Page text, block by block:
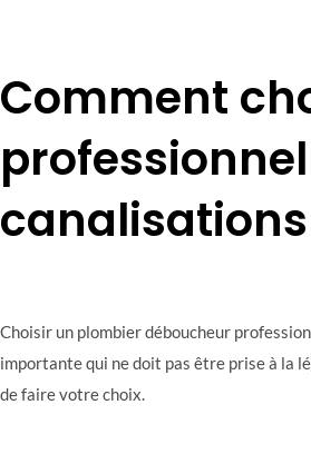
Comment
Choisir un plombier déboucheur
importante qui ne doit pas être prise à la
de faire votre choix.